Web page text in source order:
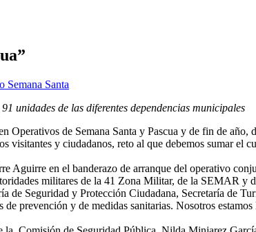
Semana Santa
unidades de las diferentes dependencias municipales
Operativos de Semana Santa y Pascua y de fin de
visitantes y ciudadanos, reto al que debemos sumar
Aguirre en el banderazo de arranque del operativo
militares de la 41 Zona Militar, de la SEMAR y
de Seguridad y Protección Ciudadana, Secretaría de
prevención y de medidas sanitarias. Nosotros